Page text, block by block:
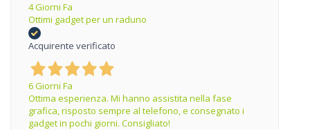
4 Giorni Fa
Ottimi gadget per un raduno
Acquirente verificato
6 Giorni Fa
Ottima esperienza. Mi hanno assistita nella fase
grafica, risposto sempre al telefono, e consegnato i
gadget in pochi giorni. Consigliato!